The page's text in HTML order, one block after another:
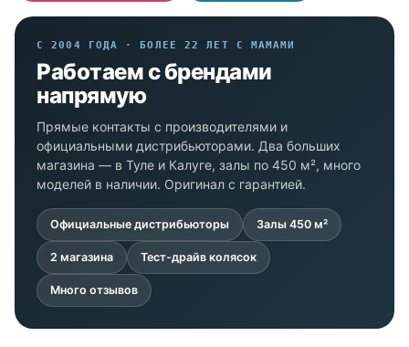
С 2004 ГОДА · БОЛЕЕ 22 ЛЕТ С МАМАМИ
Работаем с брендами
напрямую
Прямые контакты с производителями и
официальными дистрибьюторами. Два больших
магазина — в Туле и Калуге, залы по 450 м², много
моделей в наличии. Оригинал с гарантией.
Официальные дистрибьюторы Залы 450 м²
2 магазина Тест-драйв колясок
Много отзывов